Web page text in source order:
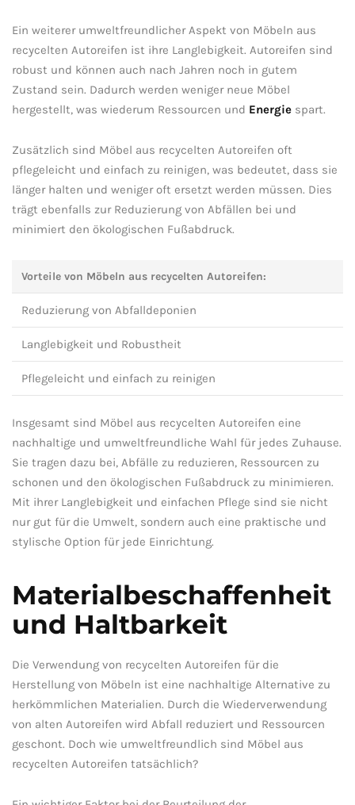
Ein weiterer​ umweltfreundlicher ⁣Aspekt‍ von Möbeln aus
recycelten Autoreifen ist‌ ihre Langlebigkeit. Autoreifen sind
robust ‌und können auch nach​ Jahren noch in gutem⁣
Zustand sein. Dadurch werden⁤ weniger neue Möbel
hergestellt, was ‍wiederum‍ Ressourcen und Energie spart.
Zusätzlich sind Möbel​ aus recycelten Autoreifen oft‌
pflegeleicht ⁣und einfach zu reinigen, was⁢ bedeutet, dass‌ sie
länger halten und⁣ weniger oft ersetzt werden müssen. Dies⁢
trägt ​ebenfalls⁢ zur Reduzierung von Abfällen bei ‌und
minimiert den ökologischen Fußabdruck.
Vorteile von ⁢Möbeln aus recycelten Autoreifen:
Reduzierung von Abfalldeponien
Langlebigkeit und Robustheit
Pflegeleicht und einfach zu ⁣reinigen
Insgesamt sind Möbel aus recycelten Autoreifen eine
⁣nachhaltige und umweltfreundliche Wahl ⁢für jedes Zuhause.
Sie⁣ tragen dazu bei, Abfälle zu reduzieren, Ressourcen zu
⁢schonen und den ökologischen Fußabdruck ​zu minimieren.
Mit ihrer Langlebigkeit​ und einfachen Pflege ​sind sie nicht
nur‌ gut für die ​Umwelt, ⁣sondern auch eine praktische und‌
stylische Option ​für jede Einrichtung.
Materialbeschaffenheit​
und Haltbarkeit
Die Verwendung von ‌recycelten ⁤Autoreifen für‍ die
Herstellung ⁣von Möbeln ist eine ⁢nachhaltige Alternative zu
herkömmlichen Materialien. Durch die Wiederverwendung
von alten Autoreifen wird ‌Abfall reduziert und Ressourcen
geschont. Doch⁤ wie ​umweltfreundlich sind ⁢Möbel aus
recycelten Autoreifen ⁢tatsächlich?